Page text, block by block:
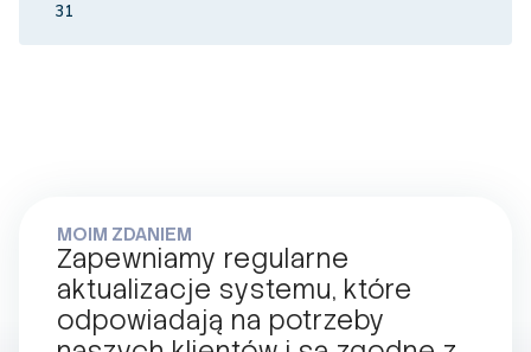
31
MOIM ZDANIEM
Zapewniamy regularne
aktualizacje systemu, które
odpowiadają na potrzeby